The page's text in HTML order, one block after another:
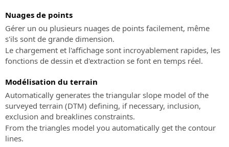
SierraSoft
Land
Design
Studio
Logiciel
BIM
pour
le
calcul,
la
modélisation
3D
et
des
solutions
SierraSoft
BIM
Accelerator
Service
de
conseil
et
support
dans
la
Nuages ​​de points
Gérer un ou plusieurs nuages de points facilement, même
s'ils sont de grande dimension.
Le chargement et l'affichage sont incroyablement rapides, les
fonctions de dessin et d'extraction se font en temps réel.
Modélisation du terrain
Automatically generates the triangular slope model of the
surveyed terrain (DTM) defining, if necessary, inclusion,
exclusion and breaklines constraints.
From the triangles model you automatically get the contour
lines.